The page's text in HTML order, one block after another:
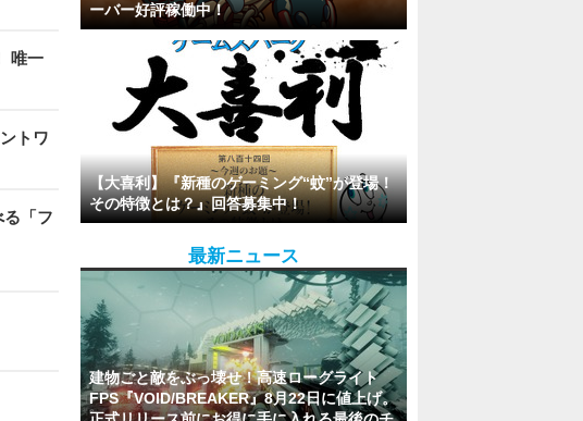
唯一
トワ
「フ
ーバー好評稼働中！
【大喜利】『新種のゲーミング“蚊”が登場！
その特徴とは？』回答募集中！
最新ニュース
建物ごと敵をぶっ壊せ！高速ローグライト
FPS『VOID/BREAKER』8月22日に値上げ。